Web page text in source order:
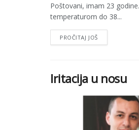
Poštovani, imam 23
temperaturom do 38...
PROČITAJ JOŠ
Iritacija u nosu